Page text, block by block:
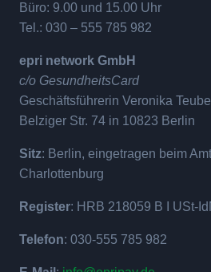
Büro: 9.00 und 15.00 Uhr
Tel.: 030 – 555 785 982
epri network GmbH
c/o GesundheitsCard
Geschäftsführerin Veronika
Belziger Str. 74 in 10823 Berlin
Sitz: Berlin, eingetragen beim
Charlottenburg
Register: HRB 218059 B I USt-
Telefon: 030-555 785 982